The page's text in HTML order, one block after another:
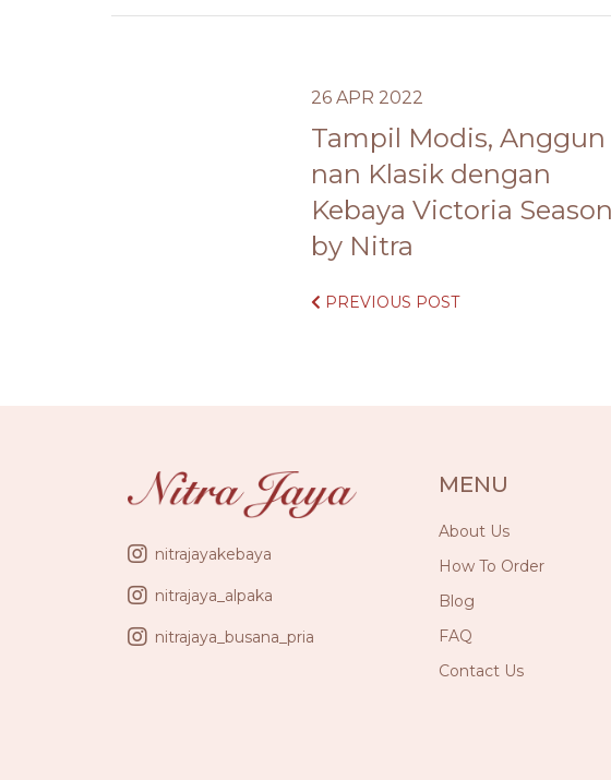
26 APR 2022
Tampil Modis, Anggun
nan Klasik dengan
Kebaya Victoria
by Nitra
PREVIOUS POST
nitrajayakebaya
nitrajaya_alpaka
nitrajaya_busana_pria
MENU
About Us
How To Order
Blog
FAQ
Contact Us